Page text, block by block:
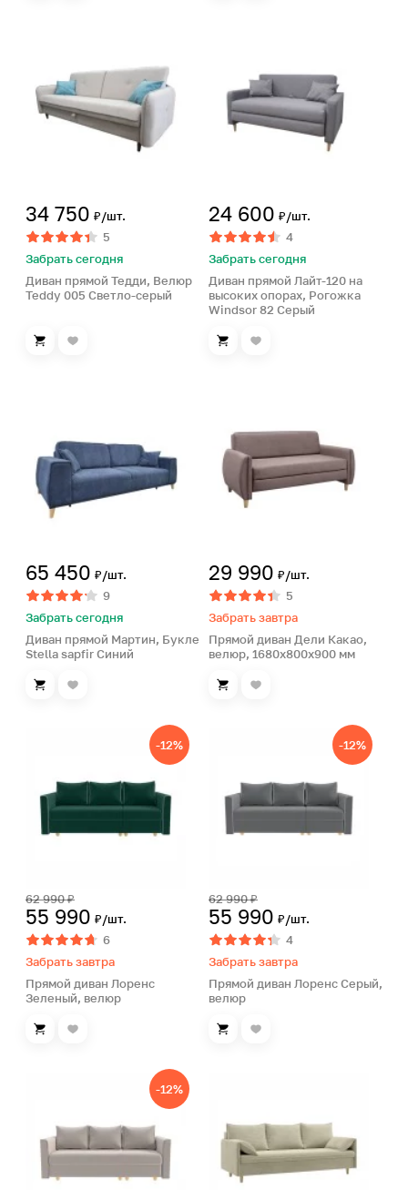
34 750 ₽/шт.
5
Забрать сегодня
Диван прямой Тедди, Велюр
Teddy 005 Светло-серый
24 600 ₽/шт.
4
Забрать сегодня
Диван прямой Лайт-120 на
высоких опорах, Рогожка
Windsor 82 Серый
65 450 ₽/шт.
9
Забрать сегодня
Диван прямой Мартин, Букле
Stella sapfir Синий
29 990 ₽/шт.
5
Забрать завтра
Прямой диван Дели Какао,
велюр, 1680х800х900 мм
-12%
62 990 ₽
55 990 ₽/шт.
6
Забрать завтра
Прямой диван Лоренс
Зеленый, велюр
-12%
62 990 ₽
55 990 ₽/шт.
4
Забрать завтра
Прямой диван Лоренс Серый,
велюр
-12%